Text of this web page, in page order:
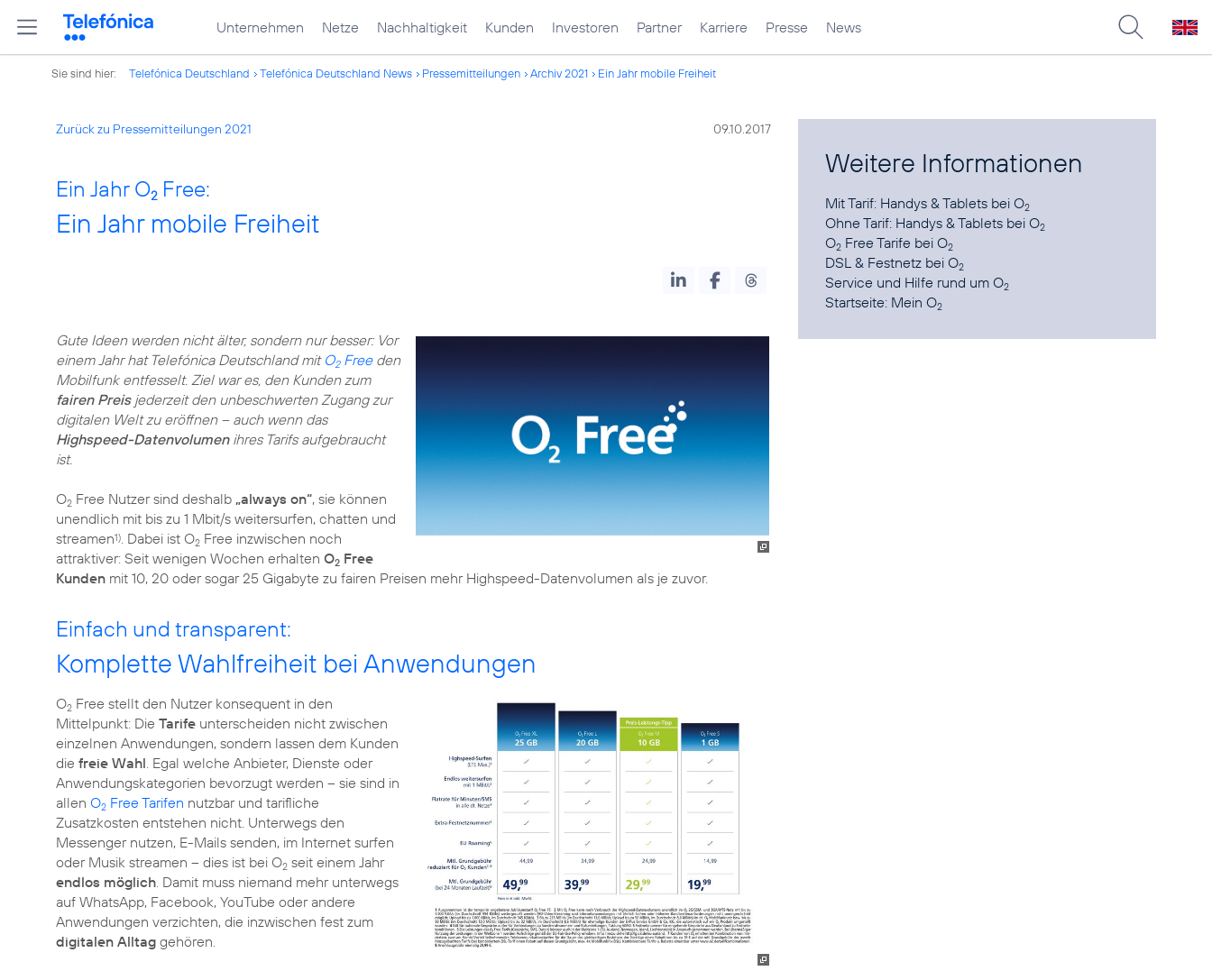
Unternehmen Netze Nachhaltigkeit Kunden Investoren Partner Karriere Presse News
Sie sind hier: Telefónica Deutschland Telefónica Deutschland News Pressemitteilungen Archiv 2021 Ein Jahr mobile Freiheit
Zurück zu Pressemitteilungen 2021 09.10.2017
Ein Jahr O2 Free:
Ein Jahr mobile Freiheit
Gute Ideen werden nicht älter, sondern nur besser: Vor
einem Jahr hat Telefónica Deutschland mit O2Freeden
Mobilfunk entfesselt. Ziel war es, den Kunden zum
fairen Preisjederzeit den unbeschwerten Zugang zur
digitalen Welt zu eröffnen – auch wenn das
Highspeed-Datenvolumenihres Tarifs aufgebraucht
ist.
O2 Free Nutzer sind deshalb „always on“, sie können
unendlich mit bis zu 1 Mbit/s weitersurfen, chatten und
streamen1). Dabei ist O2 Free inzwischen noch
attraktiver: Seit wenigen Wochen erhalten O2 Free
Kunden mit 10, 20 oder sogar 25 Gigabyte zu fairen Preisen mehr Highspeed-Datenvolumen als je zuvor.
Einfach und transparent:
Komplette Wahlfreiheit bei Anwendungen
O2 Free stellt den Nutzer konsequent in den
Mittelpunkt: Die Tarife unterscheiden nicht zwischen
einzelnen Anwendungen, sondern lassen dem Kunden
die freie Wahl. Egal welche Anbieter, Dienste oder
Anwendungskategorien bevorzugt werden – sie sind in
allen O2 Free Tarifen nutzbar und tarifliche
Zusatzkosten entstehen nicht. Unterwegs den
Messenger nutzen, E-Mails senden, im Internet surfen
oder Musik streamen – dies ist bei O2 seit einem Jahr
endlos möglich. Damit muss niemand mehr unterwegs
auf WhatsApp, Facebook, YouTube oder andere
Anwendungen verzichten, die inzwischen fest zum
digitalen Alltag gehören.
Weitere Informationen
Mit Tarif: Handys & Tablets bei O2
Ohne Tarif: Handys & Tablets bei O2
O2 Free Tarife bei O2
DSL & Festnetz bei O2
Service und Hilfe rund um O2
Startseite: Mein O2